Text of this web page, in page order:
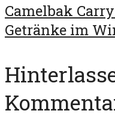
Camelbak
Getränke im